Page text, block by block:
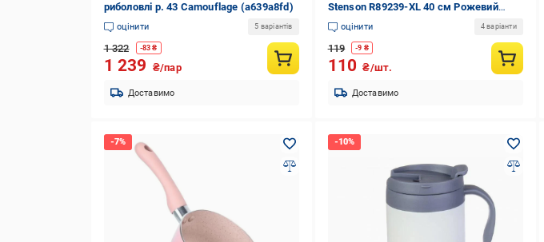
риболовлі р. 43 Camouflage (a639a8fd)
оцінити 5 варіантів
1 322 -83 ₴
1 239 ₴/пар
Доставимо
Stenson R89239-XL 40 см Рожевий
(32163367)
оцінити 4 варіанти
119 -9 ₴
110 ₴/шт.
Доставимо